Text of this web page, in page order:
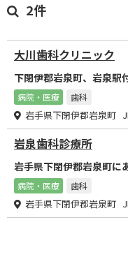
2件
大川歯科クリニック
下閉伊郡岩泉町、岩泉駅
病院・医療 歯科
岩手県下閉伊郡岩泉町
岩泉歯科診療所
岩手県下閉伊郡岩泉町に
病院・医療 歯科
岩手県下閉伊郡岩泉町